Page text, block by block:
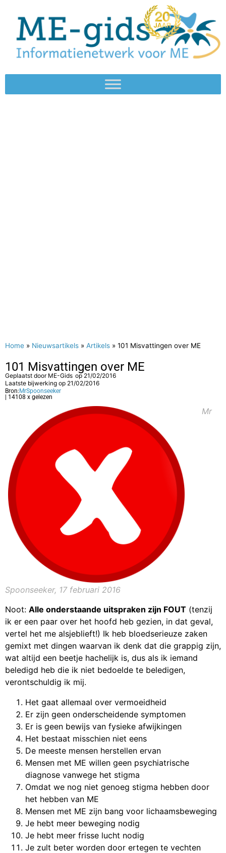
Home » Nieuwsartikels » Artikels » 101 Misvattingen over ME
101 Misvattingen over ME
Geplaatst door ME-Gids op 21/02/2016
Laatste bijwerking op 21/02/2016
Bron: MrSpoonseeker
| 14108 x gelezen
Mr
Spoonseeker, 17 februari 2016
Noot: Alle onderstaande uitspraken zijn FOUT (tenzij
ik er een paar over het hoofd heb gezien, in dat geval,
vertel het me alsjeblieft!) Ik heb bloedserieuze zaken
gemixt met dingen waarvan ik denk dat die grappig zijn,
wat altijd een beetje hachelijk is, dus als ik iemand
beledigd heb die ik niet bedoelde te beledigen,
verontschuldig ik mij.
Het gaat allemaal over vermoeidheid
Er zijn geen onderscheidende symptomen
Er is geen bewijs van fysieke afwijkingen
Het bestaat misschien niet eens
De meeste mensen herstellen ervan
Mensen met ME willen geen psychiatrische
diagnose vanwege het stigma
Omdat we nog niet genoeg stigma hebben door
het hebben van ME
Mensen met ME zijn bang voor lichaamsbeweging
Je hebt meer beweging nodig
Je hebt meer frisse lucht nodig
Je zult beter worden door ertegen te vechten